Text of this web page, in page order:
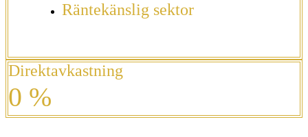
Räntekänslig sektor
Direktavkastning
0 %